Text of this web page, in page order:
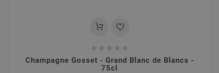
    
Champagne Gosset - Grand Blanc de Blancs -
75cl